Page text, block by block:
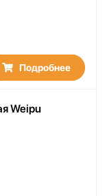
Подробнее
Weipu